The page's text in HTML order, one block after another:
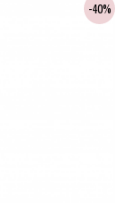
40%